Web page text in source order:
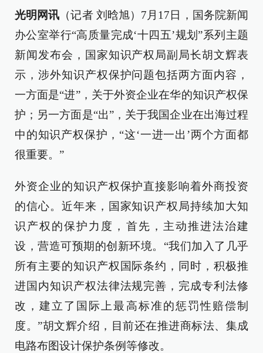
光明网讯 （记者 刘晗旭）7月17日，国务院新闻
办公室举行“高质量完成‘十四五’规划”系列主题
新闻发布会，国家知识产权局副局长胡文辉表
示，涉外知识产权保护问题包括两方面内容，
一方面是“进”，关于外资企业在华的知识产权保
护；另一方面是“出”，关于我国企业在出海过程
中的知识产权保护，“这‘一进一出’两个方面都
很重要。”
外资企业的知识产权保护直接影响着外商投资
的信心。近年来，国家知识产权局持续加大知
识产权的保护力度，首先，主动推进法治建
设，营造可预期的创新环境。“我们加入了几乎
所有主要的知识产权国际条约，同时，积极推
进国内知识产权法律法规完善，完成专利法修
改，建立了国际上最高标准的惩罚性赔偿制
度。”胡文辉介绍，目前还在推进商标法、集成
电路布图设计保护条例等修改。